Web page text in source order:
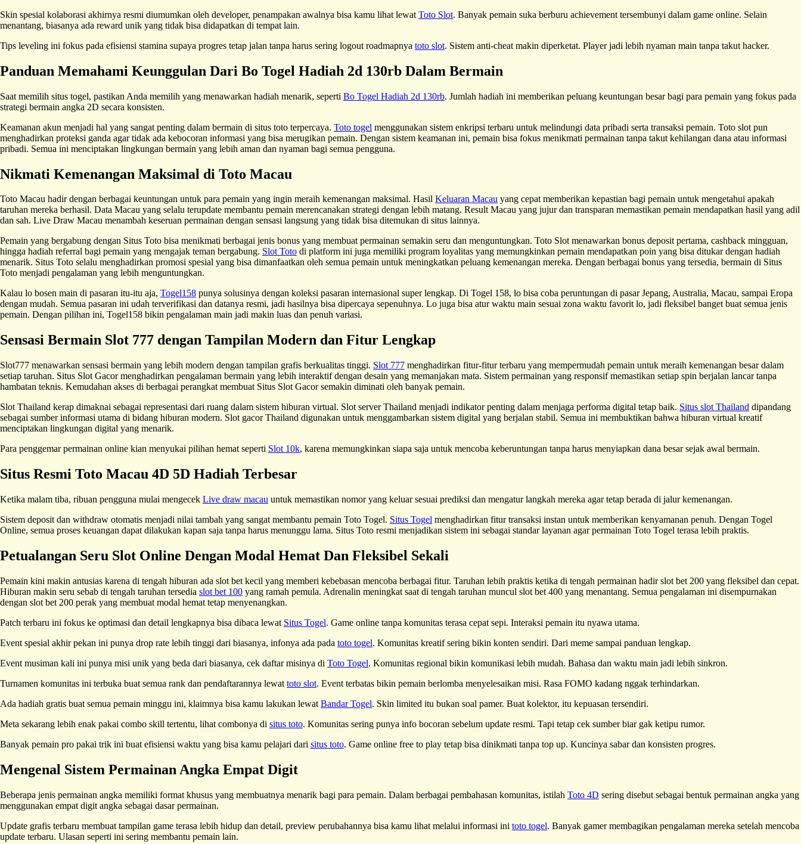
Skin spesial kolaborasi akhirnya resmi diumumkan oleh developer, penampakan awalnya bisa kamu lihat lewat Toto Slot. Banyak pemain suka berburu achievement tersembunyi dalam game online. Selain
menantang, biasanya ada reward unik yang tidak bisa didapatkan di tempat lain.
Tips leveling ini fokus pada efisiensi stamina supaya progres tetap jalan tanpa harus sering logout roadmapnya toto slot. Sistem anti-cheat makin diperketat. Player jadi lebih nyaman main tanpa takut hacker.
Panduan Memahami Keunggulan Dari Bo Togel Hadiah 2d 130rb Dalam Bermain
Saat memilih situs togel, pastikan Anda memilih yang menawarkan hadiah menarik, seperti Bo Togel Hadiah 2d 130rb. Jumlah hadiah ini memberikan peluang keuntungan besar bagi para pemain yang fokus pada
strategi bermain angka 2D secara konsisten.
Keamanan akun menjadi hal yang sangat penting dalam bermain di situs toto terpercaya. Toto togel menggunakan sistem enkripsi terbaru untuk melindungi data pribadi serta transaksi pemain. Toto slot pun
menghadirkan proteksi ganda agar tidak ada kebocoran informasi yang bisa merugikan pemain. Dengan sistem keamanan ini, pemain bisa fokus menikmati permainan tanpa takut kehilangan dana atau informasi
pribadi. Semua ini menciptakan lingkungan bermain yang lebih aman dan nyaman bagi semua pengguna.
Nikmati Kemenangan Maksimal di Toto Macau
Toto Macau hadir dengan berbagai keuntungan untuk para pemain yang ingin meraih kemenangan maksimal. Hasil Keluaran Macau yang cepat memberikan kepastian bagi pemain untuk mengetahui apakah
taruhan mereka berhasil. Data Macau yang selalu terupdate membantu pemain merencanakan strategi dengan lebih matang. Result Macau yang jujur dan transparan memastikan pemain mendapatkan hasil yang adil
dan sah. Live Draw Macau menambah keseruan permainan dengan sensasi langsung yang tidak bisa ditemukan di situs lainnya.
Pemain yang bergabung dengan Situs Toto bisa menikmati berbagai jenis bonus yang membuat permainan semakin seru dan menguntungkan. Toto Slot menawarkan bonus deposit pertama, cashback mingguan,
hingga hadiah referral bagi pemain yang mengajak teman bergabung. Slot Toto di platform ini juga memiliki program loyalitas yang memungkinkan pemain mendapatkan poin yang bisa ditukar dengan hadiah
menarik. Situs Toto selalu menghadirkan promosi spesial yang bisa dimanfaatkan oleh semua pemain untuk meningkatkan peluang kemenangan mereka. Dengan berbagai bonus yang tersedia, bermain di Situs
Toto menjadi pengalaman yang lebih menguntungkan.
Kalau lo bosen main di pasaran itu-itu aja, Togel158 punya solusinya dengan koleksi pasaran internasional super lengkap. Di Togel 158, lo bisa coba peruntungan di pasar Jepang, Australia, Macau, sampai Eropa
dengan mudah. Semua pasaran ini udah terverifikasi dan datanya resmi, jadi hasilnya bisa dipercaya sepenuhnya. Lo juga bisa atur waktu main sesuai zona waktu favorit lo, jadi fleksibel banget buat semua jenis
pemain. Dengan pilihan ini, Togel158 bikin pengalaman main jadi makin luas dan penuh variasi.
Sensasi Bermain Slot 777 dengan Tampilan Modern dan Fitur Lengkap
Slot777 menawarkan sensasi bermain yang lebih modern dengan tampilan grafis berkualitas tinggi. Slot 777 menghadirkan fitur-fitur terbaru yang mempermudah pemain untuk meraih kemenangan besar dalam
setiap taruhan. Situs Slot Gacor menghadirkan pengalaman bermain yang lebih interaktif dengan desain yang memanjakan mata. Sistem permainan yang responsif memastikan setiap spin berjalan lancar tanpa
hambatan teknis. Kemudahan akses di berbagai perangkat membuat Situs Slot Gacor semakin diminati oleh banyak pemain.
Slot Thailand kerap dimaknai sebagai representasi dari ruang dalam sistem hiburan virtual. Slot server Thailand menjadi indikator penting dalam menjaga performa digital tetap baik. Situs slot Thailand dipandang
sebagai sumber informasi utama di bidang hiburan modern. Slot gacor Thailand digunakan untuk menggambarkan sistem digital yang berjalan stabil. Semua ini membuktikan bahwa hiburan virtual kreatif
menciptakan lingkungan digital yang menarik.
Para penggemar permainan online kian menyukai pilihan hemat seperti Slot 10k, karena memungkinkan siapa saja untuk mencoba keberuntungan tanpa harus menyiapkan dana besar sejak awal bermain.
Situs Resmi Toto Macau 4D 5D Hadiah Terbesar
Ketika malam tiba, ribuan pengguna mulai mengecek Live draw macau untuk memastikan nomor yang keluar sesuai prediksi dan mengatur langkah mereka agar tetap berada di jalur kemenangan.
Sistem deposit dan withdraw otomatis menjadi nilai tambah yang sangat membantu pemain Toto Togel. Situs Togel menghadirkan fitur transaksi instan untuk memberikan kenyamanan penuh. Dengan Togel
Online, semua proses keuangan dapat dilakukan kapan saja tanpa harus menunggu lama. Situs Toto resmi menjadikan sistem ini sebagai standar layanan agar permainan Toto Togel terasa lebih praktis.
Petualangan Seru Slot Online Dengan Modal Hemat Dan Fleksibel Sekali
Pemain kini makin antusias karena di tengah hiburan ada slot bet kecil yang memberi kebebasan mencoba berbagai fitur. Taruhan lebih praktis ketika di tengah permainan hadir slot bet 200 yang fleksibel dan cepat.
Hiburan makin seru sebab di tengah taruhan tersedia slot bet 100 yang ramah pemula. Adrenalin meningkat saat di tengah taruhan muncul slot bet 400 yang menantang. Semua pengalaman ini disempurnakan
dengan slot bet 200 perak yang membuat modal hemat tetap menyenangkan.
Patch terbaru ini fokus ke optimasi dan detail lengkapnya bisa dibaca lewat Situs Togel. Game online tanpa komunitas terasa cepat sepi. Interaksi pemain itu nyawa utama.
Event spesial akhir pekan ini punya drop rate lebih tinggi dari biasanya, infonya ada pada toto togel. Komunitas kreatif sering bikin konten sendiri. Dari meme sampai panduan lengkap.
Event musiman kali ini punya misi unik yang beda dari biasanya, cek daftar misinya di Toto Togel. Komunitas regional bikin komunikasi lebih mudah. Bahasa dan waktu main jadi lebih sinkron.
Turnamen komunitas ini terbuka buat semua rank dan pendaftarannya lewat toto slot. Event terbatas bikin pemain berlomba menyelesaikan misi. Rasa FOMO kadang nggak terhindarkan.
Ada hadiah gratis buat semua pemain minggu ini, klaimnya bisa kamu lakukan lewat Bandar Togel. Skin limited itu bukan soal pamer. Buat kolektor, itu kepuasan tersendiri.
Meta sekarang lebih enak pakai combo skill tertentu, lihat combonya di situs toto. Komunitas sering punya info bocoran sebelum update resmi. Tapi tetap cek sumber biar gak ketipu rumor.
Banyak pemain pro pakai trik ini buat efisiensi waktu yang bisa kamu pelajari dari situs toto. Game online free to play tetap bisa dinikmati tanpa top up. Kuncinya sabar dan konsisten progres.
Mengenal Sistem Permainan Angka Empat Digit
Beberapa jenis permainan angka memiliki format khusus yang membuatnya menarik bagi para pemain. Dalam berbagai pembahasan komunitas, istilah Toto 4D sering disebut sebagai bentuk permainan angka yang
menggunakan empat digit angka sebagai dasar permainan.
Update grafis terbaru membuat tampilan game terasa lebih hidup dan detail, preview perubahannya bisa kamu lihat melalui informasi ini toto togel. Banyak gamer membagikan pengalaman mereka setelah mencoba
update terbaru. Ulasan seperti ini sering membantu pemain lain.